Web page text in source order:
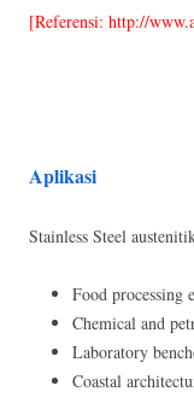
[Referensi: http://
Aplikasi
Stainless Steel
Food processing
Chemical and
Laboratory
Coastal